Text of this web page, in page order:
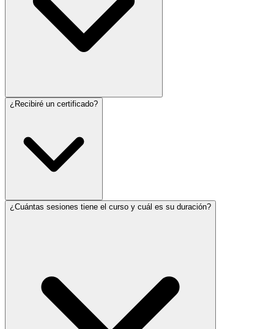
¿Recibiré un certificado?
¿Cuántas sesiones tiene el curso y cuál es su duración?